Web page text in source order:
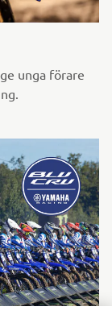
unga förare